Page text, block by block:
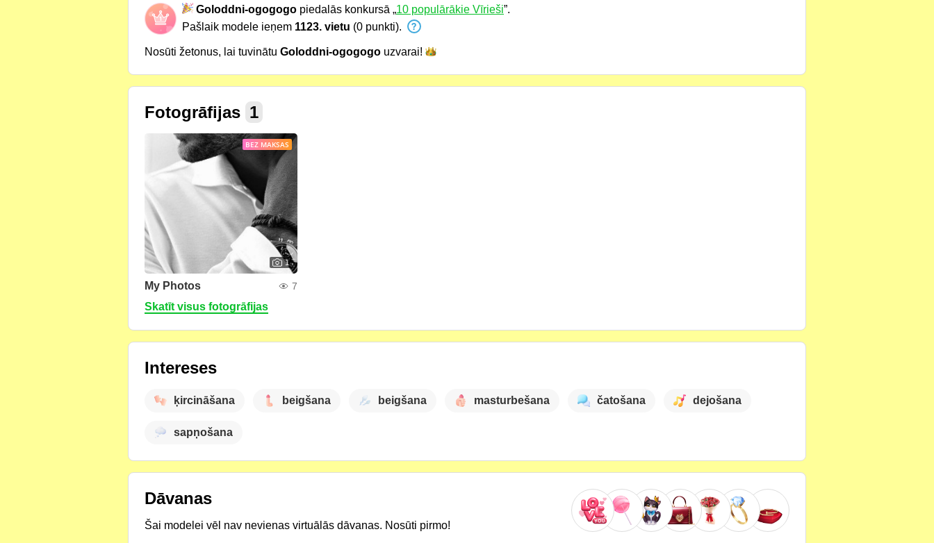
Goloddni-ogogogo piedalās konkursā „10 populārākie Vīrieši”.
Pašlaik modele ieņem 1123. vietu (0 punkti).
Nosūti žetonus, lai tuvinātu Goloddni-ogogogo uzvarai!
Fotogrāfijas 1
BEZ MAKSAS
1
My Photos 7
Skatīt visus fotogrāfijas
Intereses
ķircināšana beigšana beigšana masturbešana čatošana dejošana
sapņošana
Dāvanas
Šai modelei vēl nav nevienas virtuālās dāvanas. Nosūti pirmo!